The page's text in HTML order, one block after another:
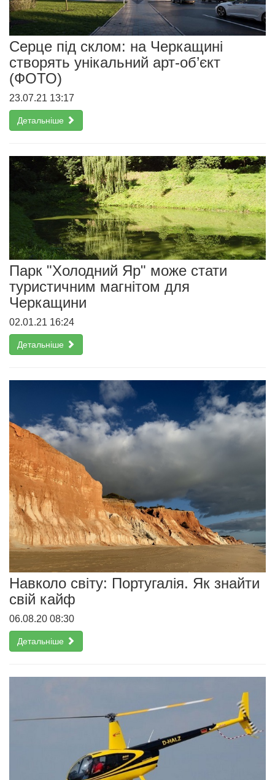
Серце під склом: на Черкащині
створять унікальний арт-об’єкт
(ФОТО)
23.07.21 13:17
Детальніше
Парк "Холодний Яр" може стати
туристичним магнітом для
Черкащини
02.01.21 16:24
Детальніше
Навколо світу: Португалія. Як знайти
свій кайф
06.08.20 08:30
Детальніше